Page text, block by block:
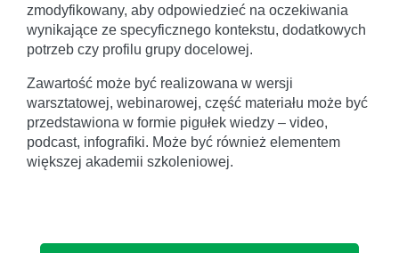
zmodyfikowany, aby odpowiedzieć na oczekiwania
wynikające ze specyficznego kontekstu, dodatkowych
potrzeb czy profilu grupy docelowej.
Zawartość może być realizowana w wersji
warsztatowej, webinarowej, część materiału może być
przedstawiona w formie pigułek wiedzy – video,
podcast, infografiki. Może być również elementem
większej akademii szkoleniowej.